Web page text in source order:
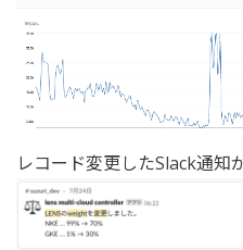
レコード変更したSlack通知